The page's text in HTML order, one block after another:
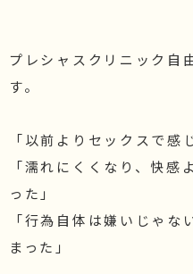
プレシャスクリニック自
す。
「以前よりセックスで感
「濡れにくくなり、快
った」
「行為自体は嫌いじゃな
まった」